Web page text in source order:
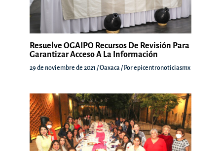
Resuelve OGAIPO Recursos De Revisión Para
Garantizar Acceso A La Información
29 de noviembre de 2021 /Oaxaca / Porepicentronoticiasmx